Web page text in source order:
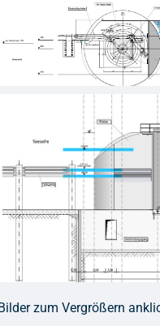
Bilder zum Vergrößern